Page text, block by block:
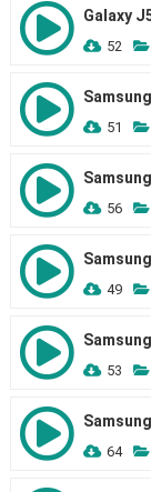
Galaxy
52
51
56
49
53
64